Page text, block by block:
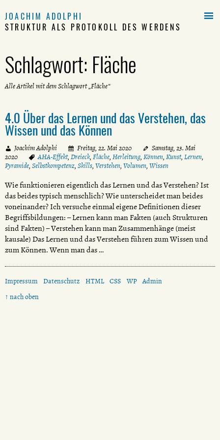
JOACHIM ADOLPHI
STRUKTUR ALS PROTOKOLL DES WERDENS
Schlagwort: Fläche
Alle Artikel mit dem Schlagwort „Fläche“
4.0 Über das Lernen und das Verstehen, das
Wissen und das Können
Joachim Adolphi Freitag, 22. Mai 2020
Samstag, 23. Mai
2020
AHA-Effekt, Dreieck, Fläche, Herleitung, Können, Kunst, Lernen,
Pyramide, Selbstkompetenz, Skills, Verstehen, Volumen, Wissen
Wie funktionieren eigentlich das Lernen und das Verstehen? Ist
das beides typisch menschlich? Wie unterscheidet man beides
voneinander? Ich versuche einmal eigene Definitionen dieser
Begriffsbildungen: – Lernen kann man Fakten (auch Strukturen
sind Fakten) – Verstehen kann man Zusammenhänge (meist
kausale) Das Lernen und das Verstehen führen zum Wissen und
zum Können. Wenn man das …

Impressum Datenschutz HTML CSS WP Admin
↑ nach oben